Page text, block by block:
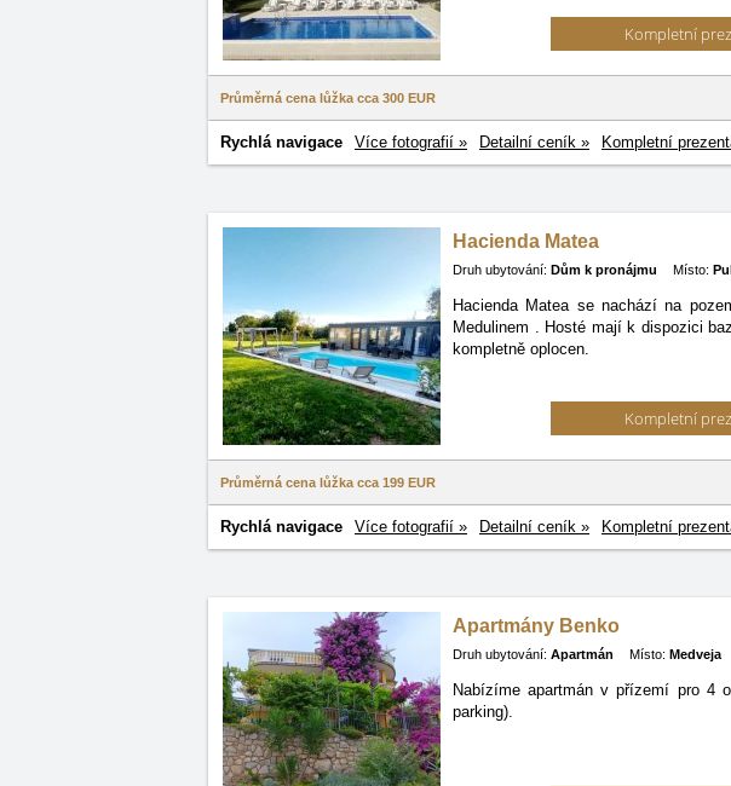
Kompletní
Průměrná cena lůžka cca 300 EUR
Rychlá navigace Více fotografií » Detailní ceník » Kompletní
Hacienda Matea
Druh ubytování: Dům k pronájmu Místo:
Hacienda Matea se nachází na
Medulinem . Hosté mají k dispozici
kompletně oplocen.
Kompletní
Průměrná cena lůžka cca 199 EUR
Rychlá navigace Více fotografií » Detailní ceník » Kompletní
Apartmány Benko
Druh ubytování: Apartmán Místo: Medveja
Nabízíme apartmán v přízemí pro 4
parking).